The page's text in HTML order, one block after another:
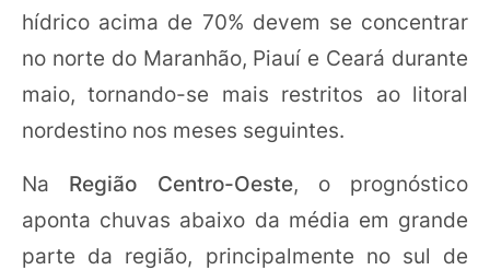
hídrico acima de 70% devem se concentrar
no norte do Maranhão, Piauí e Ceará durante
maio, tornando-se mais restritos ao litoral
nordestino nos meses seguintes.
Na Região Centro-Oeste, o prognóstico
aponta chuvas abaixo da média em grande
parte da região, principalmente no sul de